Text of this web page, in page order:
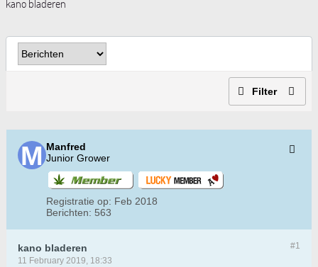
kano bladeren
Filter
Manfred
Junior Grower
Registratie op: Feb 2018
Berichten: 563
#1
kano bladeren
11 February 2019, 18:33